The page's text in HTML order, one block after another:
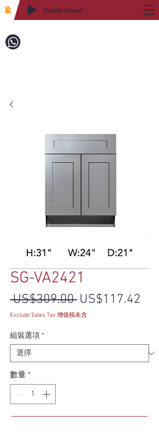
Enable Sound
SG-VA2421
US$309.00 一般價格
US$117.42
Exclude Sales Tax 增值税未含
組裝選項 *
數量 *